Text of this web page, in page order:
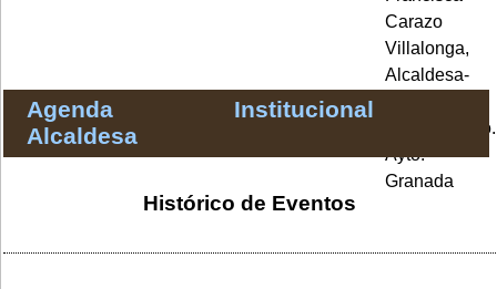
Agenda Institucional
Alcaldesa
Histórico de Eventos